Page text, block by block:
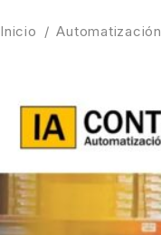
Inicio / Automatización